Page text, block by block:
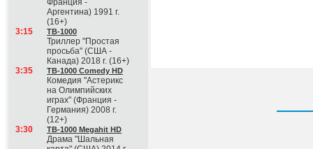
Франция -
Аргентина) 1991 г.
(16+)
3:15
ТВ-1000
Триллер "Простая
просьба" (США -
Канада) 2018 г. (16+)
3:35
ТВ-1000 Comedy HD
Комедия "Астерикс
на Олимпийских
играх" (Франция -
Германия) 2008 г.
(12+)
3:30
ТВ-1000 Megahit HD
Драма "Шальная